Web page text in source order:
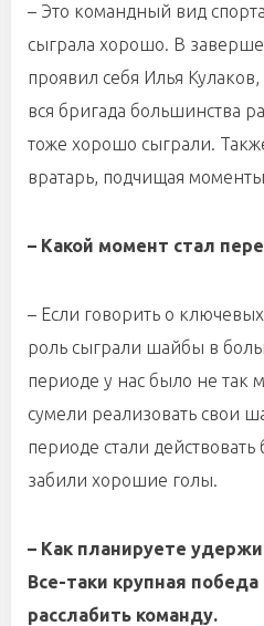
– Это командный вид
сыграла хорошо. В
проявил себя Илья
вся бригада большинства
тоже хорошо сыграли.
вратарь, подчищая
– Какой момент стал
– Если говорить о
роль сыграли шайбы в
периоде у нас было не так
сумели реализовать свои
периоде стали
забили хорошие голы.
– Как планируете
Все-таки крупная
расслабить команду.